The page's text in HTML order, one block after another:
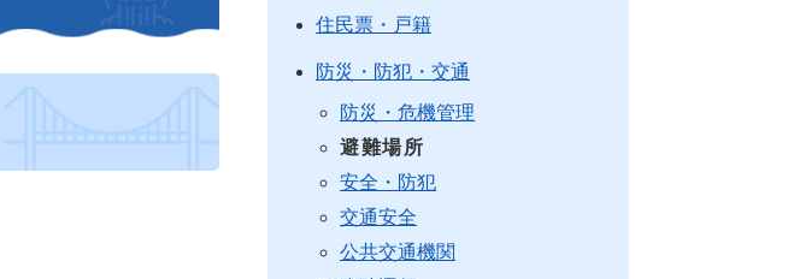
住民票・戸籍
防災・防犯・交通
防災・危機管理
避難場所
安全・防犯
交通安全
公共交通機関